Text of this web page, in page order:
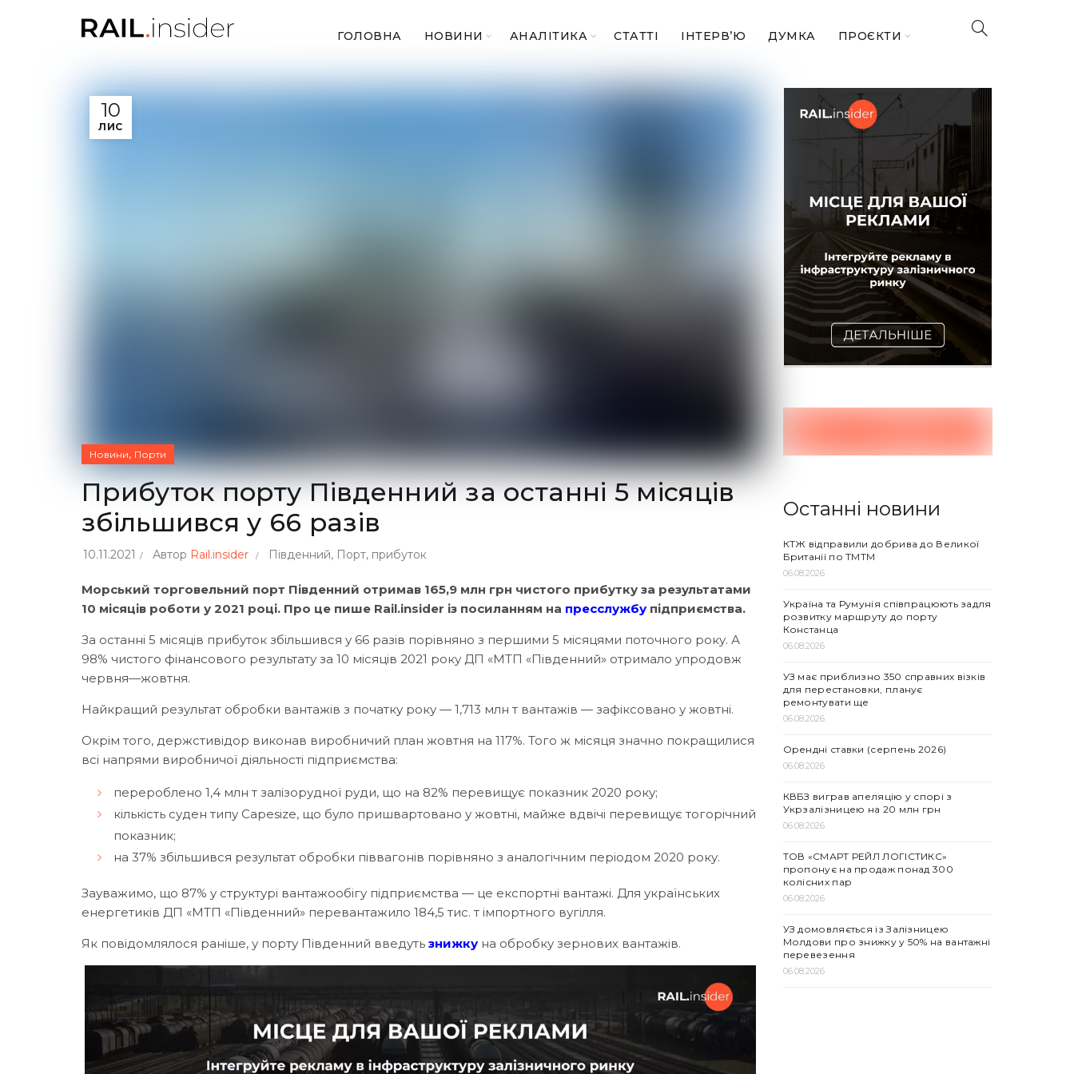
ГОЛОВНА НОВИНИ АНАЛІТИКА СТАТТІ ІНТЕРВ’Ю ДУМКА ПРОЄКТИ
10
ЛИС
Новини, Порти
Прибуток порту Південний за останні 5 місяців
збільшився у 66 разів
10.11.2021 Автор Rail.insider Південний, Порт, прибуток
Морський торговельний порт Південний отримав 165,9 млн грн чистого прибутку за результатами
10 місяців роботи у 2021 році. Про це пише Rail.insider із посиланням на пресслужбу підприємства.
За останні 5 місяців прибуток збільшився у 66 разів порівняно з першими 5 місяцями поточного року. А
98% чистого фінансового результату за 10 місяців 2021 року ДП «МТП «Південний» отримало упродовж
червня—жовтня.
Найкращий результат обробки вантажів з початку року — 1,713 млн т вантажів — зафіксовано у жовтні.
Окрім того, держстивідор виконав виробничий план жовтня на 117%. Того ж місяця значно покращилися
всі напрями виробничої діяльності підприємства:
перероблено 1,4 млн т залізорудної руди, що на 82% перевищує показник 2020 року;
кількість суден типу Capesize, що було пришвартовано у жовтні, майже вдвічі перевищує тогорічний
показник;
на 37% збільшився результат обробки піввагонів порівняно з аналогічним періодом 2020 року.
Зауважимо, що 87% у структурі вантажообігу підприємства — це експортні вантажі. Для українських
енергетиків ДП «МТП «Південний» перевантажило 184,5 тис. т імпортного вугілля.
Як повідомлялося раніше, у порту Південний введуть знижку на обробку зернових вантажів.
Останні новини
КТЖ відправили добрива до Великої
Британії по ТМТМ
06.08.2026
Україна та Румунія співпрацюють задля
розвитку маршруту до порту
Констанца
06.08.2026
УЗ має приблизно 350 справних візків
для перестановки, планує
ремонтувати ще
06.08.2026
Орендні ставки (серпень 2026)
06.08.2026
КВБЗ виграв апеляцію у спорі з
Укрзалізницею на 20 млн грн
06.08.2026
ТОВ «СМАРТ РЕЙЛ ЛОГІСТИКС»
пропонує на продаж понад 300
колісних пар
06.08.2026
УЗ домовляється із Залізницею
Молдови про знижку у 50% на вантажні
перевезення
06.08.2026